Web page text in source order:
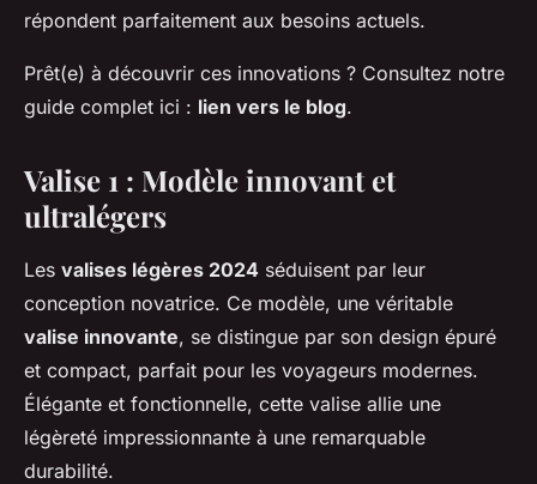
répondent parfaitement aux besoins actuels.
Prêt(e) à découvrir ces innovations ? Consultez notre
guide complet ici : lien vers le blog.
Valise 1 : Modèle innovant et
ultralégers
Les valises légères 2024 séduisent par leur
conception novatrice. Ce modèle, une véritable
valise innovante, se distingue par son design épuré
et compact, parfait pour les voyageurs modernes.
Élégante et fonctionnelle, cette valise allie une
légèreté impressionnante à une remarquable
durabilité.